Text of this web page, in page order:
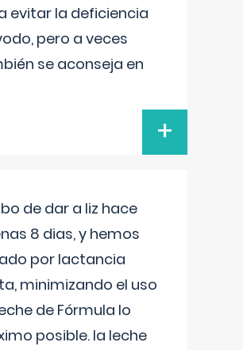
evitar la deficiencia
pero a veces
se aconseja en
+
de dar a liz hace
8 dias, y hemos
por lactancia
minimizando el uso
de Fórmula lo
posible. la leche